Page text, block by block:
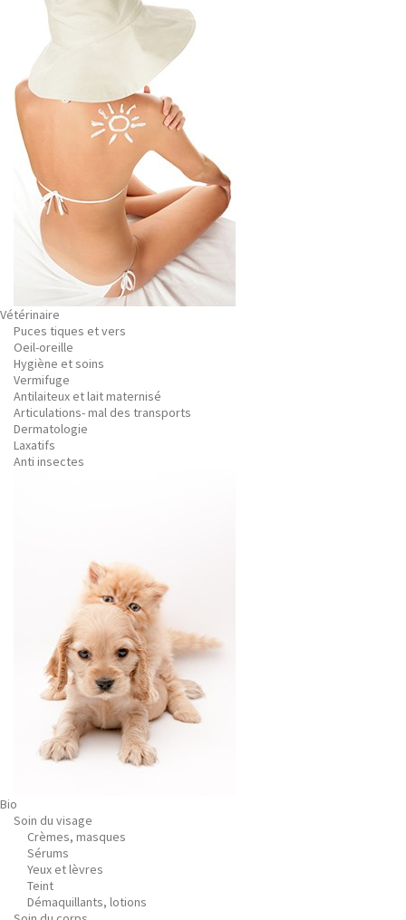
Vétérinaire
Puces tiques et vers
Oeil-oreille
Hygiène et soins
Vermifuge
Antilaiteux et lait maternisé
Articulations- mal des transports
Dermatologie
Laxatifs
Anti insectes
Bio
Soin du visage
Crèmes, masques
Sérums
Yeux et lèvres
Teint
Démaquillants, lotions